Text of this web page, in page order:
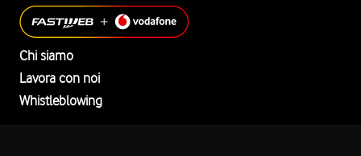
Chi siamo
Lavora con noi
Whistleblowing